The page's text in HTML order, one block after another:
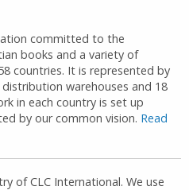
committed to the
books and a variety of
countries. It is represented by
warehouses and 18
in each country is set up
by our common vision. Read
of CLC International. We use